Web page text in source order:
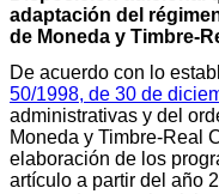
adaptación del
de Moneda y Timbre-
De acuerdo con lo
50/1998, de 30 de
administrativas y del
Moneda y Timbre-Real
elaboración de los
artículo a partir del año